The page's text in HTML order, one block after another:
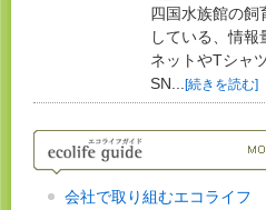
四国水族館の飼
している、情
ネットやTシャ
SN...
[続きを読む]
会社で取り組むエコライフ